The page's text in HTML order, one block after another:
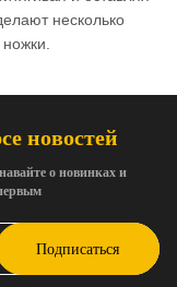
несколько
ножки.
новостей
о новинках и
Подписаться